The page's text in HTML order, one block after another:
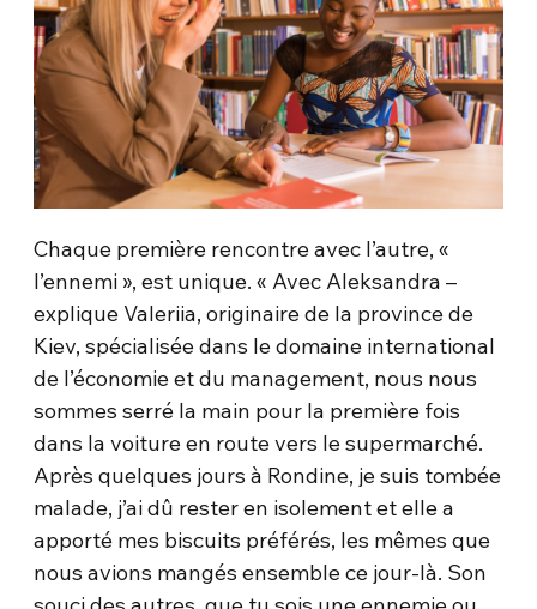
Chaque première rencontre avec l’autre, «
l’ennemi », est unique. « Avec Aleksandra –
explique Valeriia, originaire de la province de
Kiev, spécialisée dans le domaine international
de l’économie et du management, nous nous
sommes serré la main pour la première fois
dans la voiture en route vers le supermarché.
Après quelques jours à Rondine, je suis tombée
malade, j’ai dû rester en isolement et elle a
apporté mes biscuits préférés, les mêmes que
nous avions mangés ensemble ce jour-là. Son